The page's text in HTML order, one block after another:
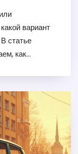
вариант
статье
как
и
советы по
риска
какие
и не